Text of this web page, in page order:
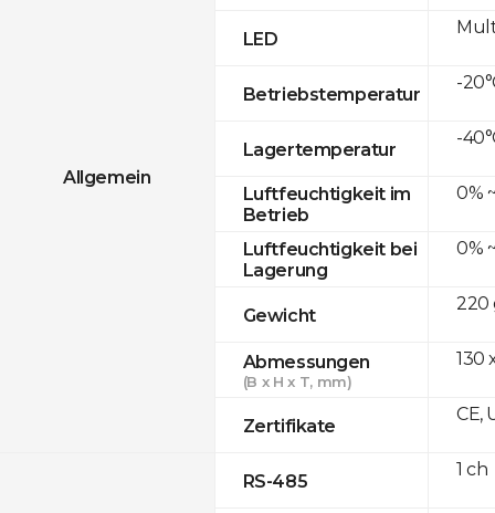
Allgemein
LED
Betriebstemperatur
Lagertemperatur
Luftfeuchtigkeit im
Betrieb
Luftfeuchtigkeit bei
Lagerung
Gewicht
Abmessungen
(B x H x T, mm)
Zertifikate
RS-485
-
-
0%
0%
220
130
CE,
1 ch